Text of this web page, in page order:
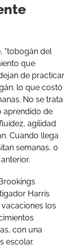
"tobogán del
que
de practicar
lo que costó
No se trata
aprendido de
agilidad
Cuando llega
semanas, o
Harris
los
con una
escolar.